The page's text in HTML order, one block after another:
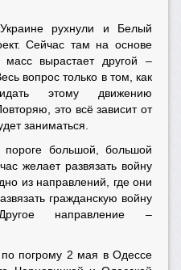
рухнули и Белый
Сейчас там на основе
масс вырастает другой –
вопрос только в том, как
этому движению
это всё зависит от
заниматься.
пороге большой, большой
желает развязать войну
из направлений, где они
гражданскую войну
направление –
по погрому 2 мая в Одессе